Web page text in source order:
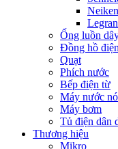
Neiken
Ống luồn
Đồng hồ điện
Quạt
Phích nước
Bếp điện từ
Máy nước
Máy bơm
Tủ điện dân
Thương hiệu
Mikro